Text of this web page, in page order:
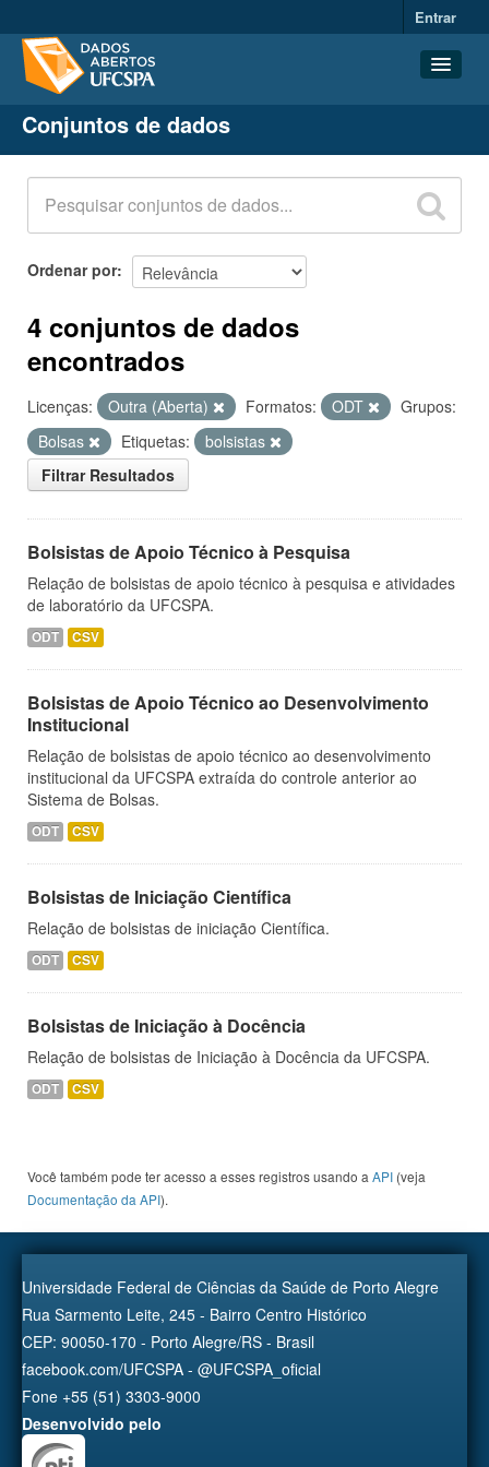
Entrar
Conjuntos de dados
Organizações
Grupos
Sobre
Conjuntos de dados
Ordenar por
4 conjuntos de dados
encontrados
Licenças: Outra (Aberta) Formatos: ODT
Grupos:
Bolsas
Etiquetas:
bolsistas
Filtrar Resultados
Bolsistas de Apoio Técnico à Pesquisa
Relação de bolsistas de apoio técnico à pesquisa e atividades
de laboratório da UFCSPA.
ODT CSV
Bolsistas de Apoio Técnico ao Desenvolvimento
Institucional
Relação de bolsistas de apoio técnico ao desenvolvimento
institucional da UFCSPA extraída do controle anterior ao
Sistema de Bolsas.
ODT CSV
Bolsistas de Iniciação Científica
Relação de bolsistas de iniciação Científica.
ODT CSV
Bolsistas de Iniciação à Docência
Relação de bolsistas de Iniciação à Docência da UFCSPA.
ODT CSV
Você também pode ter acesso a esses registros usando a API (veja
Documentação da API).
Universidade Federal de Ciências da Saúde de Porto Alegre
Rua Sarmento Leite, 245 - Bairro Centro Histórico
CEP: 90050-170 - Porto Alegre/RS - Brasil
facebook.com/UFCSPA - @UFCSPA_oficial
Fone +55 (51) 3303-9000
Desenvolvido pelo